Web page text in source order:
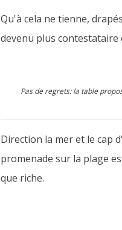
Qu'à cela ne tienne,
devenu plus contestataire
Pas de regrets: la table
Direction la mer et le cap
promenade sur la plage
que riche.